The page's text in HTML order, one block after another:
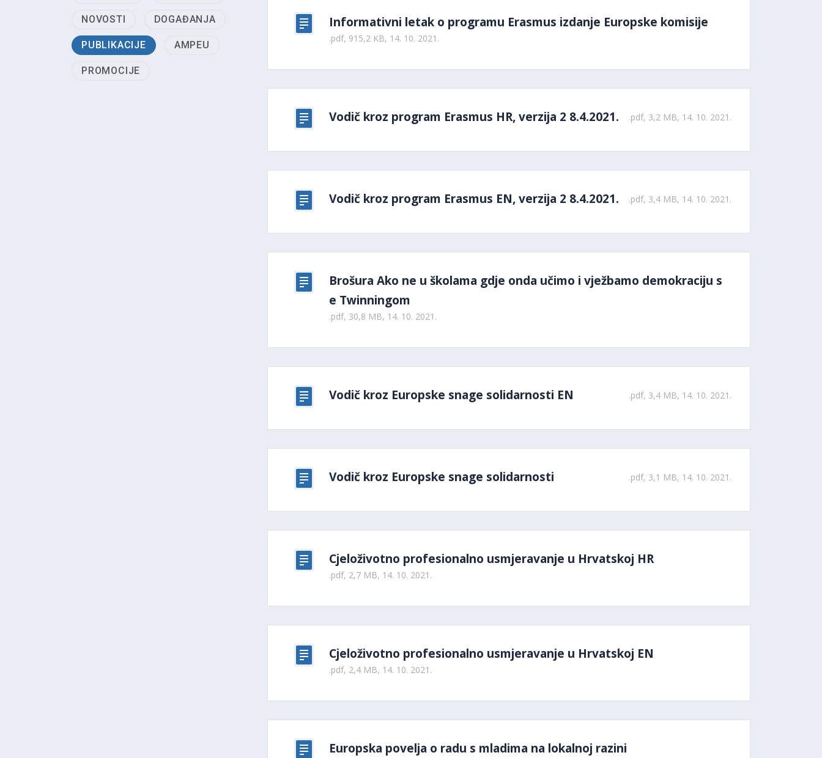
NOVOSTI DOGAĐANJA
PUBLIKACIJE AMPEU
PROMOCIJE
Informativni letak o programu Erasmus izdanje Europske komisije
.pdf, 915,2 KB, 14. 10. 2021.
Vodič kroz program Erasmus HR, verzija 2 8.4.2021. .pdf, 3,2 MB, 14. 10. 2021.
Vodič kroz program Erasmus EN, verzija 2 8.4.2021. .pdf, 3,4 MB, 14. 10. 2021.
Brošura Ako ne u školama gdje onda učimo i vježbamo demokraciju s
e Twinningom
.pdf, 30,8 MB, 14. 10. 2021.
Vodič kroz Europske snage solidarnosti EN .pdf, 3,4 MB, 14. 10. 2021.
Vodič kroz Europske snage solidarnosti .pdf, 3,1 MB, 14. 10. 2021.
Cjeloživotno profesionalno usmjeravanje u Hrvatskoj HR
.pdf, 2,7 MB, 14. 10. 2021.
Cjeloživotno profesionalno usmjeravanje u Hrvatskoj EN
.pdf, 2,4 MB, 14. 10. 2021.
Europska povelja o radu s mladima na lokalnoj razini